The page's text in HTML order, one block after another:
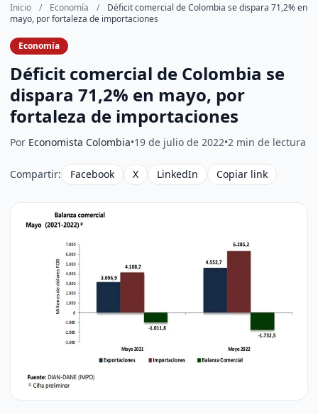
Inicio / Economía /
Déficit comercial de Colombia se dispara 71,2% en
mayo, por fortaleza de importaciones
Economía
Déficit comercial de Colombia se
dispara 71,2% en mayo, por
fortaleza de importaciones
Por Economista Colombia•19 de julio de 2022•2 min de lectura
Compartir: Facebook X LinkedIn Copiar link